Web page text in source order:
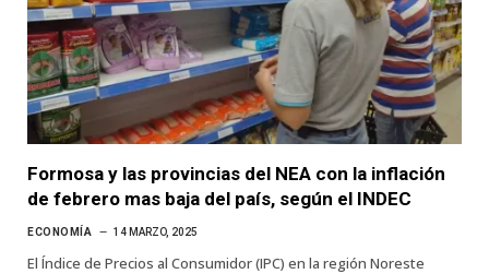
Formosa y las provincias del NEA con la inflación
de febrero mas baja del país, según el INDEC
ECONOMÍA 14 MARZO, 2025
El Índice de Precios al Consumidor (IPC) en la región Noreste